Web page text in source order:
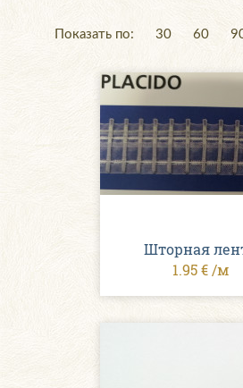
Показать по: 30 60
Шторная
1.95 € /м